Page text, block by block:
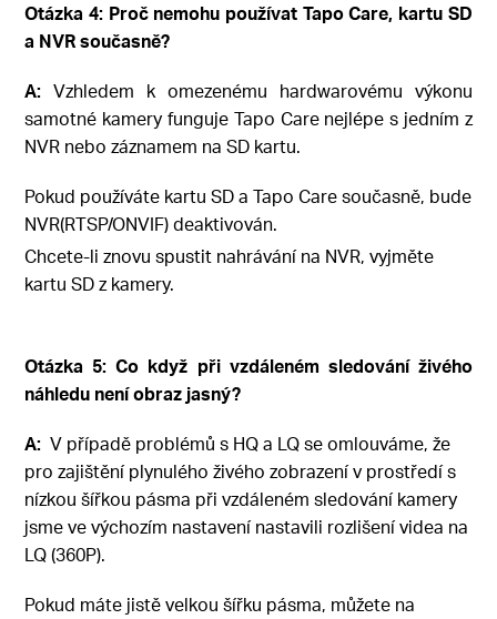
Otázka 4: Proč nemohu používat Tapo Care, kartu SD
a NVR současně?
A: Vzhledem k omezenému hardwarovému výkonu
samotné kamery funguje Tapo Care nejlépe s jedním z
NVR nebo záznamem na SD kartu.
Pokud používáte kartu SD a Tapo Care současně, bude
NVR(RTSP/ONVIF) deaktivován.
Chcete-li znovu spustit nahrávání na NVR, vyjměte
kartu SD z kamery.
Otázka 5: Co když při vzdáleném sledování živého
náhledu není obraz jasný?
A: V případě problémů s HQ a LQ se omlouváme, že
pro zajištění plynulého živého zobrazení v prostředí s
nízkou šířkou pásma při vzdáleném sledování kamery
jsme ve výchozím nastavení nastavili rozlišení videa na
LQ (360P).
Pokud máte jistě velkou šířku pásma, můžete na